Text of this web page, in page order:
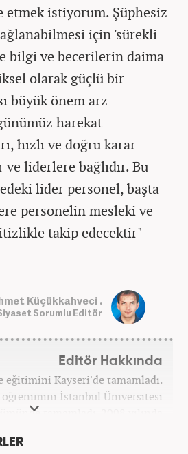
etmek istiyorum. Şüphesiz
için 'sürekli
bilgi ve becerilerin daima
olarak güçlü bir
büyük önem arz
harekat
hızlı ve doğru karar
liderlere bağlıdır. Bu
lider personel, başta
personelin mesleki ve
takip edecektir"
Küçükkahveci .
Sorumlu Editör
Editör Hakkında
eğitimini Kayseri'de tamamladı.
İstanbul Üniversitesi
tamamladı. 2008 yılında
editörlük kariyerinde tüm